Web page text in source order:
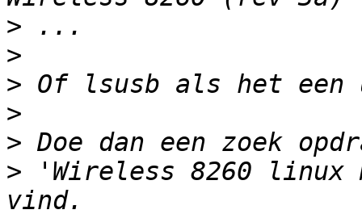
>
>
>
>
>
> 'Wireless 8260